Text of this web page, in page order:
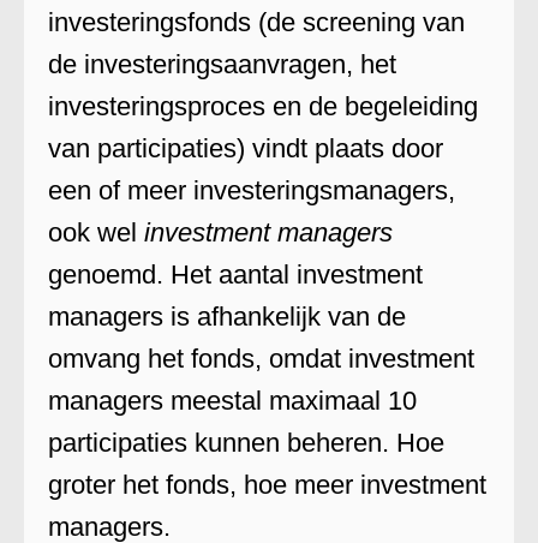
investeringsfonds (de screening van
de investeringsaanvragen, het
investeringsproces en de begeleiding
van participaties) vindt plaats door
een of meer investeringsmanagers,
ook wel investment managers
genoemd. Het aantal investment
managers is afhankelijk van de
omvang het fonds, omdat investment
managers meestal maximaal 10
participaties kunnen beheren. Hoe
groter het fonds, hoe meer investment
managers.